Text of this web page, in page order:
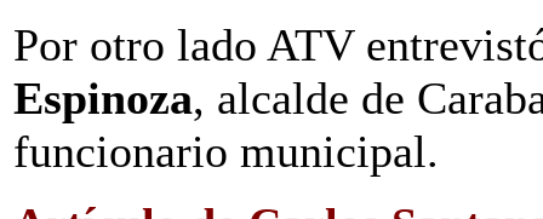
Por otro lado ATV
Espinoza, alcalde de
funcionario municipal.